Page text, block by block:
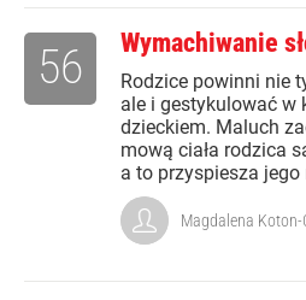
Wymachiwanie
Rodzice powinni nie
ale i gestykulować w
dzieckiem. Maluch
mową ciała rodzica
a to przyspiesza
56
Magdalena Koton-